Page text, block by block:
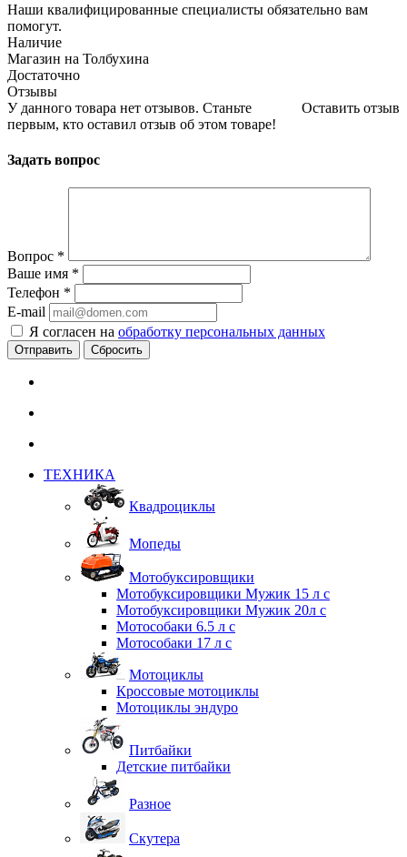
Наши квалифицированные специалисты обязательно вам
помогут.
Наличие
Магазин на Толбухина
Достаточно
Отзывы
Оставить отзыв
У данного товара нет отзывов. Станьте
первым, кто оставил отзыв об этом товаре!
Задать вопрос
Вопрос *
Ваше имя *
Телефон *
E-mail
Я согласен на обработку персональных данных
Сбросить
ТЕХНИКА
Квадроциклы
Мопеды
Мотобуксировщики
Мотобуксировщики Мужик 15 л с
Мотобуксировщики Мужик 20л с
Мотособаки 6.5 л с
Мотособаки 17 л с
Мотоциклы
Кроссовые мотоциклы
Мотоциклы эндуро
Питбайки
Детские питбайки
Разное
Скутера